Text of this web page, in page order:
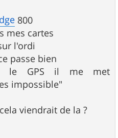
800
mes cartes
l'ordi
passe bien
le GPS il me met
impossible"
viendrait de la ?